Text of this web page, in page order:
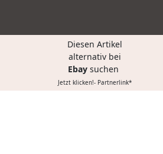
Diesen Artikel
alternativ bei
Ebay suchen
Jetzt klicken!- Partnerlink*